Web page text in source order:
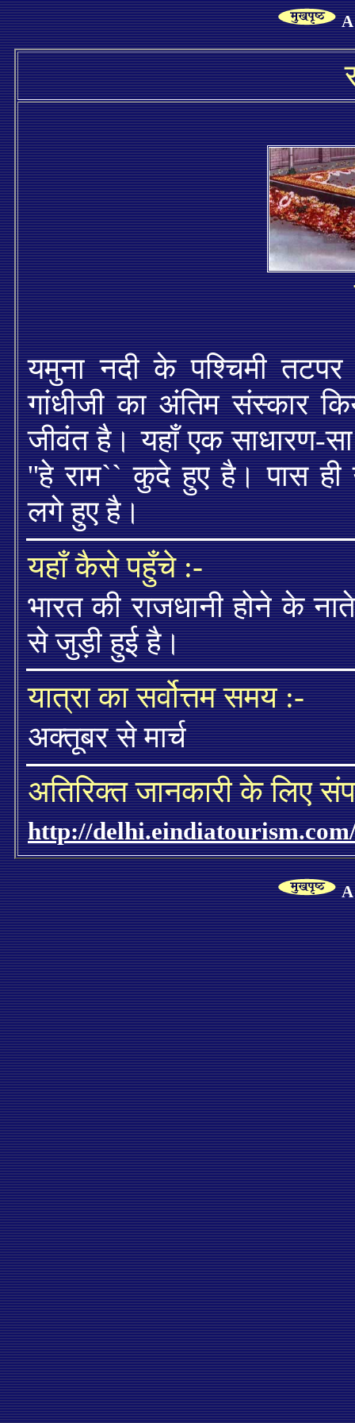
यमुना नदी के पश्चिमी
गांधीजी का अंतिम संस्कार
जीवंत है। यहाँ एक साधारण-
''हे राम`` कुदे हुए है। पास ही
लगे हुए है।
यहाँ कैसे पहुँचे :-
भारत की राजधानी होने के
से जुड़ी हुई है।
यात्रा का सर्वोत्तम समय :-
अक्तूबर से मार्च
अतिरिक्तजानकारी के लिए
http://